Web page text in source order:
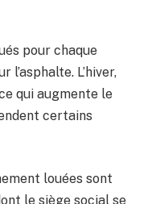
pour chaque
l’asphalte. L’hiver,
qui augmente le
certains
louées sont
le siège social se